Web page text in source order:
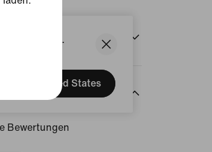
United States.
United States
Bewertungen